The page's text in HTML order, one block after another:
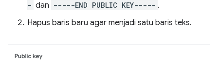
- dan -----END PUBLIC KEY----- .
Hapus baris baru agar menjadi satu baris teks.